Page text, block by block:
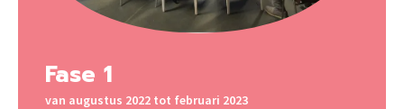
Fase 1
van augustus 2022 tot februari 2023